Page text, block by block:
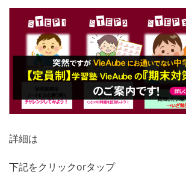
詳細は
下記をクリックorタップ